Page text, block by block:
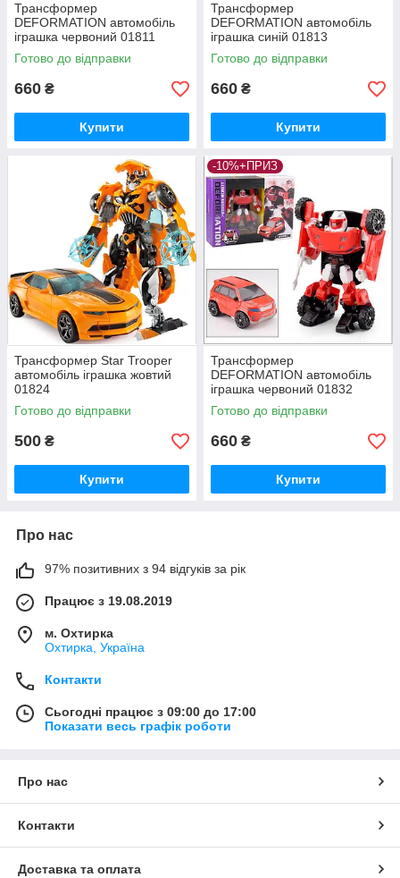
Трансформер
DEFORMATION автомобіль
іграшка червоний 01811
Готово до відправки
660 ₴
Купити
Трансформер
DEFORMATION автомобіль
іграшка синій 01813
Готово до відправки
660 ₴
Купити
Трансформер Star Trooper
автомобіль іграшка жовтий
01824
Готово до відправки
500 ₴
Купити
-10%+ПРИЗ
Трансформер
DEFORMATION автомобіль
іграшка червоний 01832
Готово до відправки
660 ₴
Купити
Про нас
97% позитивних з 94 відгуків за рік
Працює з 19.08.2019
м. Охтирка
Охтирка, Україна
Контакти
Сьогодні працює з 09:00 до 17:00
Показати весь графік роботи
Про нас
Контакти
Доставка та оплата